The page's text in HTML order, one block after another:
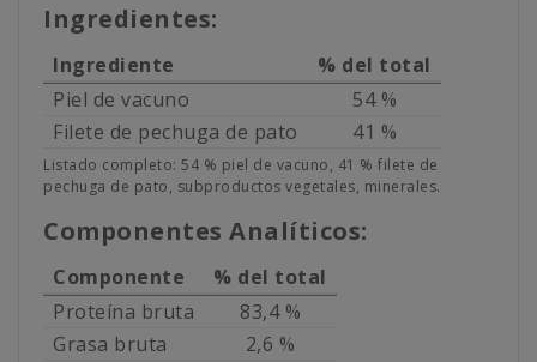
Ingredientes:
Ingrediente
% del total
Piel de vacuno
54 %
Filete de pechuga de pato
41 %
Listado completo: 54 % piel de vacuno, 41 % filete de
pechuga de pato, subproductos vegetales, minerales.
Componentes Analíticos:
Componente
% del total
Proteína bruta
83,4 %
Grasa bruta
2,6 %